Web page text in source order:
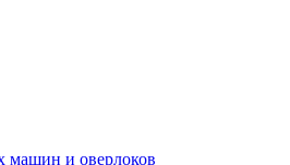
машин и оверлоков